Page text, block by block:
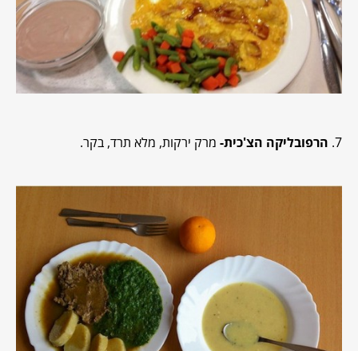
7. הרפובליקה הצ'כית- מרק ירקות, מלא תרד, בקר.